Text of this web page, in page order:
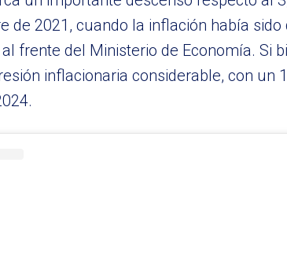
de 2021, cuando la inflación había
frente del Ministerio de Economía. Si
inflacionaria considerable, con